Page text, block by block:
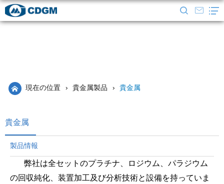
現在の位置 › 貴金属製品 › 貴金属
貴金属
製品情報
弊社は全セットのプラチナ、ロジウム、パラジウム
の回収純化、装置加工及び分析技術と設備を持っていま